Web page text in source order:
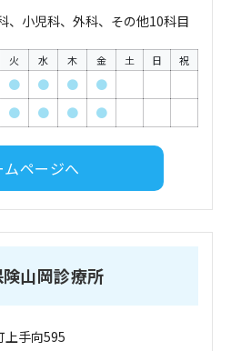
、小児科、外科、その他10科目
火 水 木 金 土 日 祝
● ● ●
●
● ● ● ●
ムページへ
山岡診療所
上手向595